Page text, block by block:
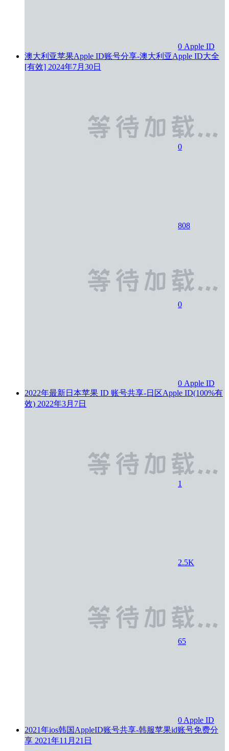
0 Apple ID
澳大利亚苹果Apple ID账号分享-澳大利亚Apple ID大全
[有效] 2024年7月30日
0
808
0
0 Apple ID
2022年最新日本苹果 ID 账号共享-日区Apple ID(100%有
效) 2022年3月7日
1
2.5K
65
0 Apple ID
2021年ios韩国AppleID账号共享-韩服苹果id账号免费分
享 2021年11月21日